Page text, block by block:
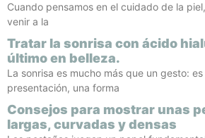
Cuando pensamos en el cuidado de la
venir a la
Tratar la sonrisa con ácido
último en belleza.
La sonrisa es mucho más que un gesto:
presentación, una forma
Consejos para mostrar unas
largas, curvadas y densas